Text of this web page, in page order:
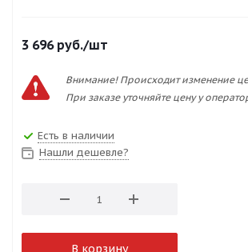
3 696руб./шт
Внимание! Происходит изменение
При заказе уточняйте цену у
Есть в наличии
Нашли дешевле?
В корзину